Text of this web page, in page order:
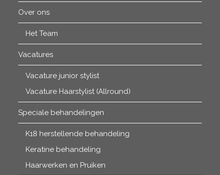
Over ons
Het Team
Vacatures
Vacature junior stylist
Vacature Haarstylist (Allround)
Speciale behandelingen
K18 herstellende behandeling
Keratine behandeling
Haarwerken en Pruiken